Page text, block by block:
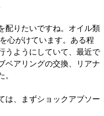
配りたいですね。オイル類
心がけています。ある程
うようにしていて、最近で
ベアリングの交換、リアナ
。
は、まずショックアブソー